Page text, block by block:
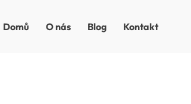
Domů O nás Blog Kontakt